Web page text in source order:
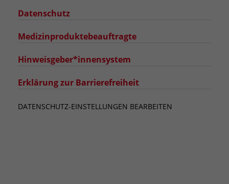
Datenschutz
Medizinproduktebeauftragte
Hinweisgeber*innensystem
Erklärung zur Barrierefreiheit
DATENSCHUTZ-EINSTELLUNGEN BEARBEITEN